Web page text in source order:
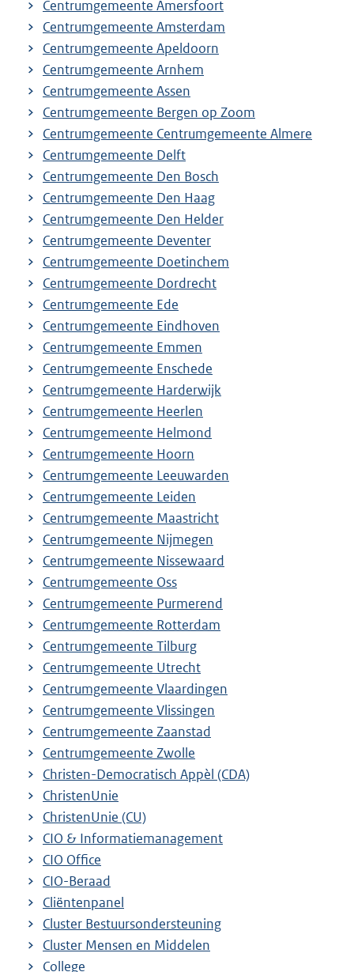
Centrumgemeente Amersfoort
Centrumgemeente Amsterdam
Centrumgemeente Apeldoorn
Centrumgemeente Arnhem
Centrumgemeente Assen
Centrumgemeente Bergen op Zoom
Centrumgemeente Centrumgemeente Almere
Centrumgemeente Delft
Centrumgemeente Den Bosch
Centrumgemeente Den Haag
Centrumgemeente Den Helder
Centrumgemeente Deventer
Centrumgemeente Doetinchem
Centrumgemeente Dordrecht
Centrumgemeente Ede
Centrumgemeente Eindhoven
Centrumgemeente Emmen
Centrumgemeente Enschede
Centrumgemeente Harderwijk
Centrumgemeente Heerlen
Centrumgemeente Helmond
Centrumgemeente Hoorn
Centrumgemeente Leeuwarden
Centrumgemeente Leiden
Centrumgemeente Maastricht
Centrumgemeente Nijmegen
Centrumgemeente Nissewaard
Centrumgemeente Oss
Centrumgemeente Purmerend
Centrumgemeente Rotterdam
Centrumgemeente Tilburg
Centrumgemeente Utrecht
Centrumgemeente Vlaardingen
Centrumgemeente Vlissingen
Centrumgemeente Zaanstad
Centrumgemeente Zwolle
Christen-Democratisch Appèl (CDA)
ChristenUnie
ChristenUnie (CU)
CIO & Informatiemanagement
CIO Office
CIO-Beraad
Cliëntenpanel
Cluster Bestuursondersteuning
Cluster Mensen en Middelen
College